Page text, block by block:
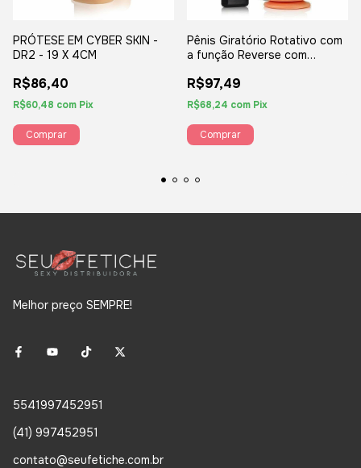
PRÓTESE EM CYBER SKIN -
DR2 - 19 X 4CM
R$86,40
R$60,48 com Pix
Pênis Giratório Rotativo com
a função Reverse com
cor bege
R$97,49
R$68,24 com Pix
Melhor preço SEMPRE!
5541997452951
(41) 997452951
contato@seufetiche.com.br